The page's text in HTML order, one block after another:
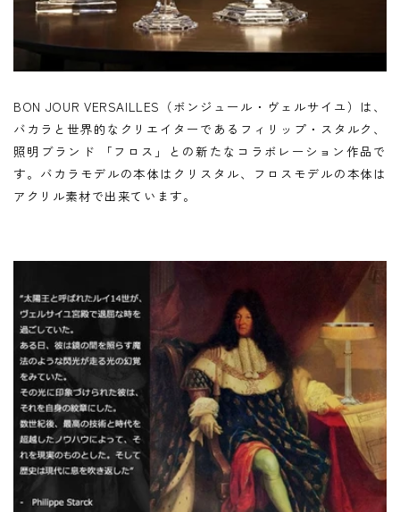
BON JOUR VERSAILLES（ボンジュール・ヴェルサイユ）は、
バカラと世界的なクリエイターであるフィリップ・スタルク、
照明ブランド 「フロス」との新たなコラボレーション作品で
す。バカラモデルの本体はクリスタル、フロスモデルの本体は
アクリル素材で出来ています。